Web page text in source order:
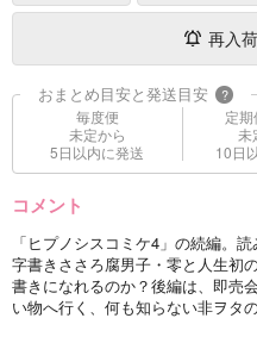
再入
おまとめ目安と発送目安 ?
毎度便
未定から
5日以内に発送
定
未
10日
コメント
「ヒプノシスコミケ4」の続編。
字書きささろ腐男子・零と人生初
書きになれるのか？後編は、即売
い物へ行く、何も知らない非ヲタ